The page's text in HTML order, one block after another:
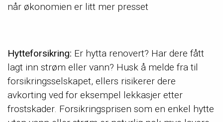
når økonomien er litt mer presset
Hytteforsikring: Er hytta renovert? Har dere fått
lagt inn strøm eller vann? Husk å melde fra til
forsikringsselskapet, ellers risikerer dere
avkorting ved for eksempel lekkasjer etter
frostskader. Forsikringsprisen som en enkel hytte